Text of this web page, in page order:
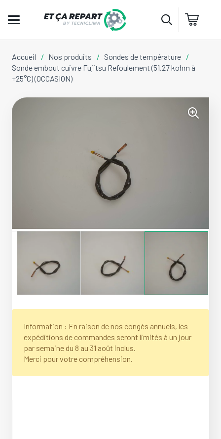
Accueil / Nos produits / Sondes de température /
Sonde embout cuivre Fujitsu Refoulement (51.27 kohm à
+25°C) (OCCASION)
Information : En raison de nos congés annuels, les
expéditions de commandes seront limités à un jour
par semaine du 8 au 31 août inclus.
Merci pour votre compréhension.